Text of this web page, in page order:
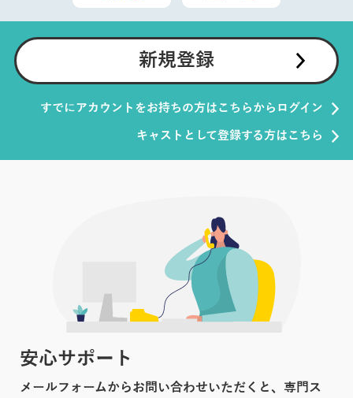
新規登録
すでにアカウントをお持ちの方はこちらからログイン
キャストとして登録する方はこちら
安心サポート
メールフォームからお問い合わせいただくと、専門ス